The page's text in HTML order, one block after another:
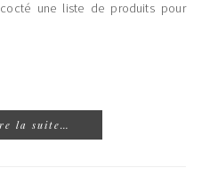
une liste de produits pour
la suite…